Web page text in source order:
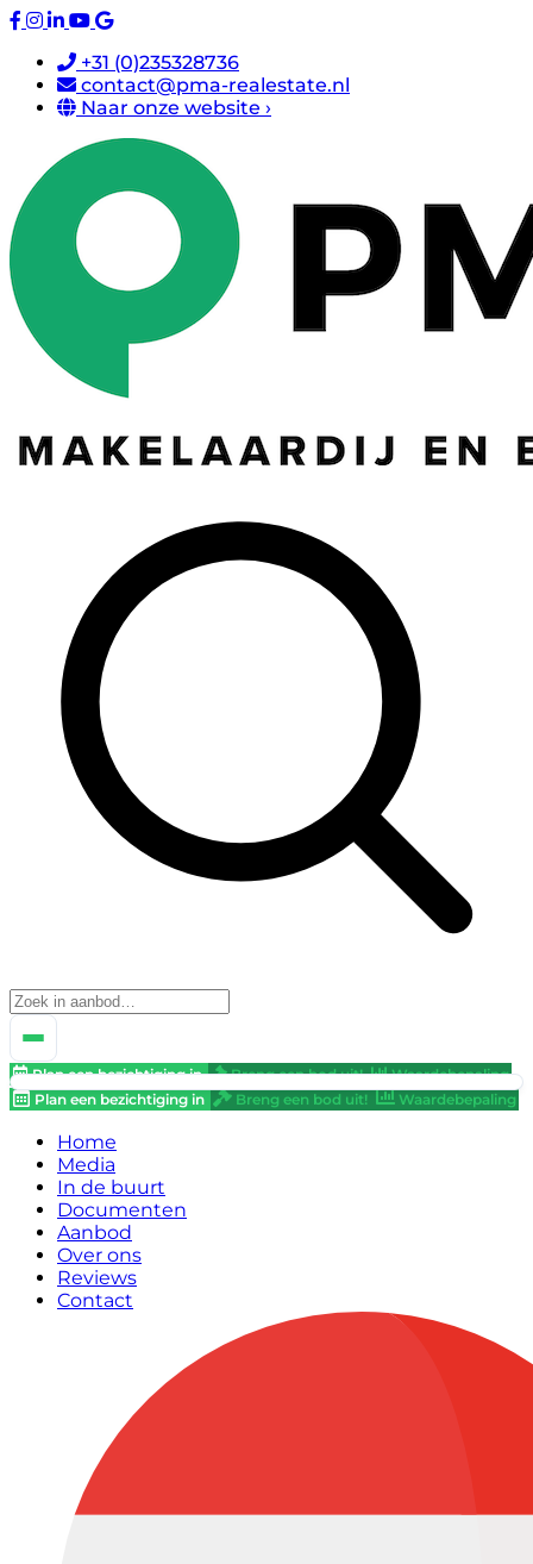
+31 (0)235328736
contact@pma-realestate.nl
Naar onze website ›
Plan een bezichtiging in Breng een bod uit!
Waardebepaling
Plan een bezichtiging in
Breng een bod uit! Waardebepaling
Home
Media
In de buurt
Documenten
Aanbod
Over ons
Reviews
Contact